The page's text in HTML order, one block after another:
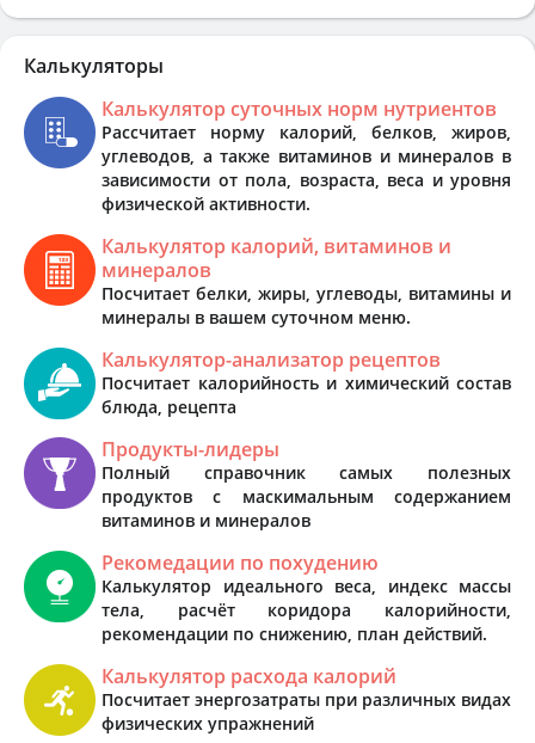
Калькуляторы
Калькулятор суточных норм нутриентов
Рассчитает норму калорий, белков, жиров,
углеводов, а также витаминов и минералов в
зависимости от пола, возраста, веса и уровня
физической активности.
Калькулятор калорий, витаминов и
минералов
Посчитает белки, жиры, углеводы, витамины и
минералы в вашем суточном меню.
Калькулятор-анализатор рецептов
Посчитает калорийность и химический состав
блюда, рецепта
Продукты-лидеры
Полный справочник самых полезных
продуктов с маскимальным содержанием
витаминов и минералов
Рекомедации по похудению
Калькулятор идеального веса, индекс массы
тела, расчёт коридора калорийности,
рекомендации по снижению, план действий.
Калькулятор расхода калорий
Посчитает энергозатраты при различных видах
физических упражнений